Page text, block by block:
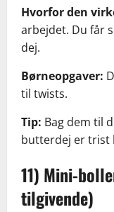
Hvorfor den
arbejdet. Du får
dej.
Børneopgaver:
til twists.
Tip: Bag dem til
butterdej er trist
11) Mini-
tilgivende)